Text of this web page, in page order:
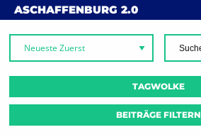
Skip to content
ASCHAFFENBURG 2.0
TAGWOLKE
BEITRÄGE FILTERN